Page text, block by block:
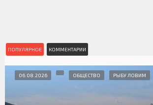
ПОПУЛЯРНОЕ КОММЕНТАРИИ
06.08.2026 ОБЩЕСТВО РЫБУ ЛОВИМ